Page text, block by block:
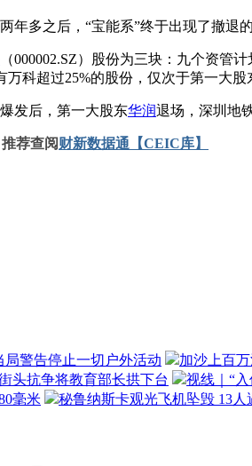
多之后，“宝能系”终于出现了撤退的
（000002.SZ）股份为三块：九个资管
万科超过25%的股份，仅次于第一大股
发后，第一大股东华润退场，深圳地
荐查阅财新数据通【CEIC库】
警告停止一切户外活动 加沙上百
头抗争将教育部长拱下台
视线｜“
毫米
秘鲁纳斯卡观光飞机坠毁 13人